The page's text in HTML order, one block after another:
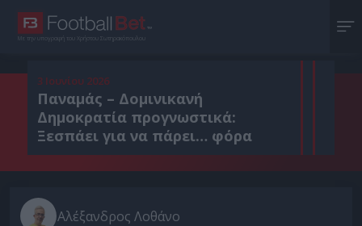
Με την υπογραφή του Χρήστου Σωτηρακόπουλου
3 Ιουνίου 2026
Παναμάς – Δομινικανή
Δημοκρατία προγνωστικά:
Ξεσπάει για να πάρει… φόρα
Αλέξανδρος Λοθάνο